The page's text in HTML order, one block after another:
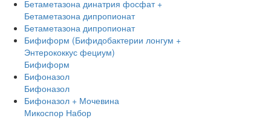
Бетаметазона динатрия фосфат +
Бетаметазона дипропионат
Бетаметазона дипропионат
Бифиформ (Бифидобактерии лонгум +
Энтерококкус фециум)
Бифиформ
Бифоназол
Бифоназол
Бифоназол + Мочевина
Микоспор Набор